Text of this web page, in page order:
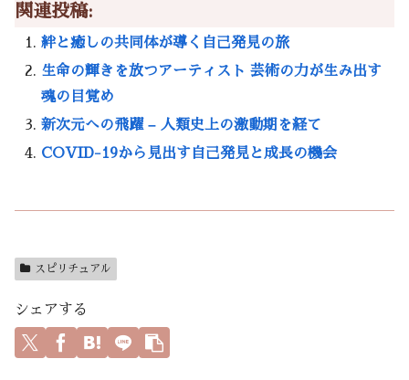
関連投稿:
絆と癒しの共同体が導く自己発見の旅
生命の輝きを放つアーティスト 芸術の力が生み出す
魂の目覚め
新次元への飛躍 – 人類史上の激動期を経て
COVID-19から見出す自己発見と成長の機会
スピリチュアル
シェアする